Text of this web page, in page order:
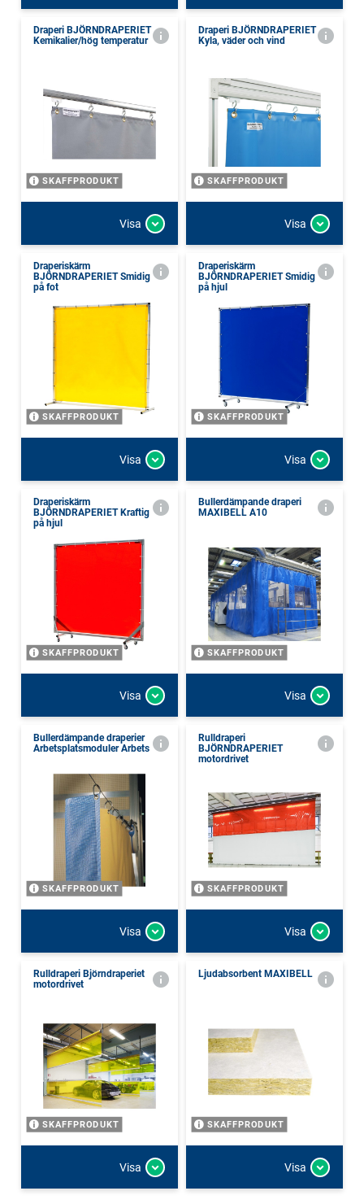
Draperi BJÖRNDRAPERIET
Kemikalier/hög temperatur
SKAFFPRODUKT
Visa
Draperi BJÖRNDRAPERIET
Kyla, väder och vind
SKAFFPRODUKT
Visa
Draperiskärm
BJÖRNDRAPERIET Smidig
på fot
SKAFFPRODUKT
Visa
Draperiskärm
BJÖRNDRAPERIET Smidig
på hjul
SKAFFPRODUKT
Visa
Draperiskärm
BJÖRNDRAPERIET Kraftig
på hjul
SKAFFPRODUKT
Visa
Bullerdämpande draperi
MAXIBELL A10
SKAFFPRODUKT
Visa
Bullerdämpande draperier
Arbetsplatsmoduler Arbets
SKAFFPRODUKT
Visa
Rulldraperi
BJÖRNDRAPERIET
motordrivet
SKAFFPRODUKT
Visa
Rulldraperi Björndraperiet
motordrivet
SKAFFPRODUKT
Visa
Ljudabsorbent MAXIBELL
SKAFFPRODUKT
Visa